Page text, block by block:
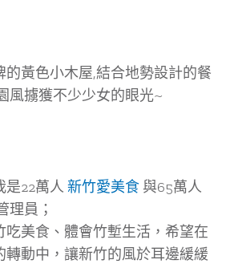
的黃色小木屋,結合地勢設計的餐
風擄獲不少少女的眼光~
是22萬人 新竹愛美食與65萬人
理員；
吃美食、體會竹塹生活，希望在
轉動中，讓新竹的風於耳邊緩緩